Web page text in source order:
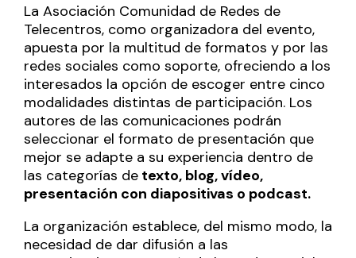
La Asociación Comunidad de Redes de
Telecentros, como organizadora del evento,
apuesta por la multitud de formatos y por las
redes sociales como soporte, ofreciendo a los
interesados la opción de escoger entre cinco
modalidades distintas de participación. Los
autores de las comunicaciones podrán
seleccionar el formato de presentación que
mejor se adapte a su experiencia dentro de
las categorías de texto, blog, vídeo,
presentación con diapositivas o podcast.
La organización establece, del mismo modo, la
necesidad de dar difusión a las